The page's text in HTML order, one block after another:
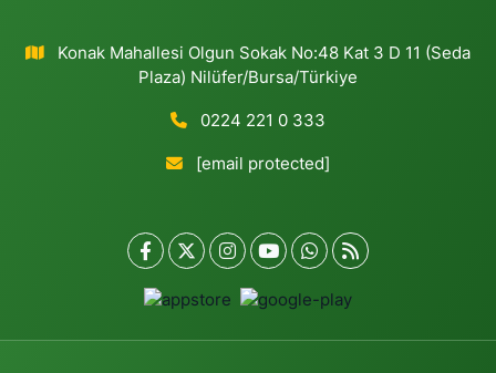
Konak Mahallesi Olgun Sokak No:48 Kat 3 D 11 (Seda
Plaza) Nilüfer/Bursa/Türkiye
0224 221 0 333
[email protected]